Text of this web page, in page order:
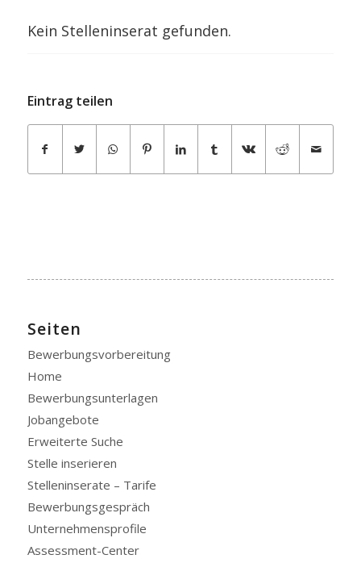
Kein Stelleninserat gefunden.
Eintrag teilen
Seiten
Bewerbungsvorbereitung
Home
Bewerbungsunterlagen
Jobangebote
Erweiterte Suche
Stelle inserieren
Stelleninserate – Tarife
Bewerbungsgespräch
Unternehmensprofile
Assessment-Center